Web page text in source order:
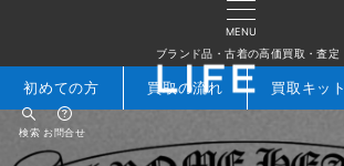
MENU
ブランド品・古着の高価買取・査定
検索 お問合せ
初めての方 買取の流れ 買取キット